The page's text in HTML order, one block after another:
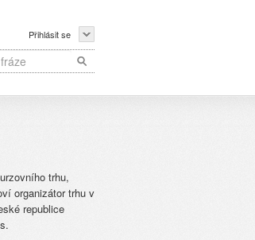
Přihlásit se
trhu,
organizátor trhu v
republice